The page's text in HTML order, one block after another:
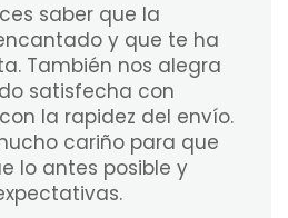
saber que la
y que te ha
También nos alegra
satisfecha con
la rapidez del envío.
cariño para que
lo antes posible y